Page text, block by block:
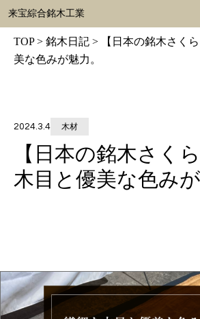
来宝綜合銘木工業
TOP> 銘木日記 >
【日本の銘木さく
美な色みが魅力。
2024.3.4 木材
【日本の銘木さく
木目と優美な色みが